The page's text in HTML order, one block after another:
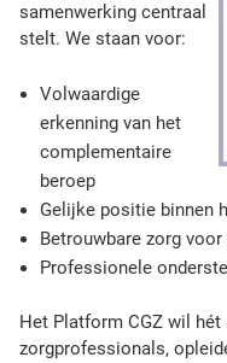
samenwerking centraal
stelt. We staan voor:
Volwaardige
erkenning van het
complementaire
beroep
Gelijke positie binnen
Betrouwbare zorg
Professionele
Het Platform CGZ wil
zorgprofessionals,